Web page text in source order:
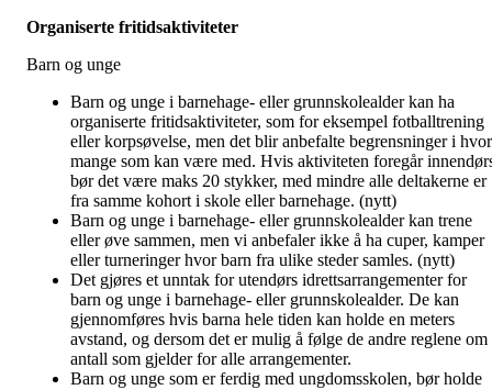
Organiserte fritidsaktiviteter
Barn og unge
Barn og unge i barnehage- eller grunnskolealder kan ha
organiserte fritidsaktiviteter, som for eksempel fotballtrening
eller korpsøvelse, men det blir anbefalte begrensninger i hvor
mange som kan være med. Hvis aktiviteten foregår
bør det være maks 20 stykker, med mindre alle deltakerne er
fra samme kohort i skole eller barnehage. (nytt)
Barn og unge i barnehage- eller grunnskolealder kan trene
eller øve sammen, men vi anbefaler ikke å ha cuper, kamper
eller turneringer hvor barn fra ulike steder samles. (nytt)
Det gjøres et unntak for utendørs idrettsarrangementer for
barn og unge i barnehage- eller grunnskolealder. De kan
gjennomføres hvis barna hele tiden kan holde en meters
avstand, og dersom det er mulig å følge de andre reglene om
antall som gjelder for alle arrangementer.
Barn og unge som er ferdig med ungdomsskolen, bør holde